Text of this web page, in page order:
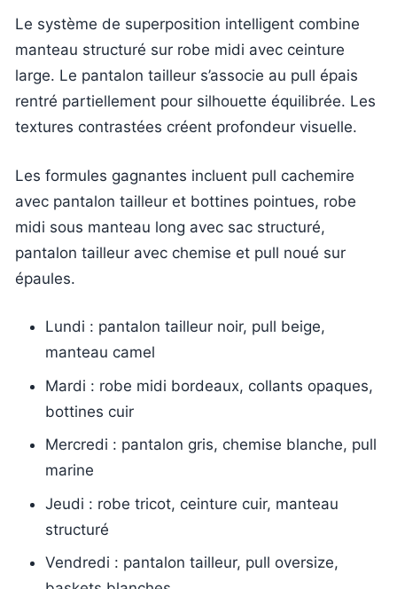
Le système de superposition intelligent combine
manteau structuré sur robe midi avec ceinture
large. Le pantalon tailleur s’associe au pull épais
rentré partiellement pour silhouette équilibrée. Les
textures contrastées créent profondeur visuelle.
Les formules gagnantes incluent pull cachemire
avec pantalon tailleur et bottines pointues, robe
midi sous manteau long avec sac structuré,
pantalon tailleur avec chemise et pull noué sur
épaules.
Lundi : pantalon tailleur noir, pull beige,
manteau camel
Mardi : robe midi bordeaux, collants opaques,
bottines cuir
Mercredi : pantalon gris, chemise blanche, pull
marine
Jeudi : robe tricot, ceinture cuir, manteau
structuré
Vendredi : pantalon tailleur, pull oversize,